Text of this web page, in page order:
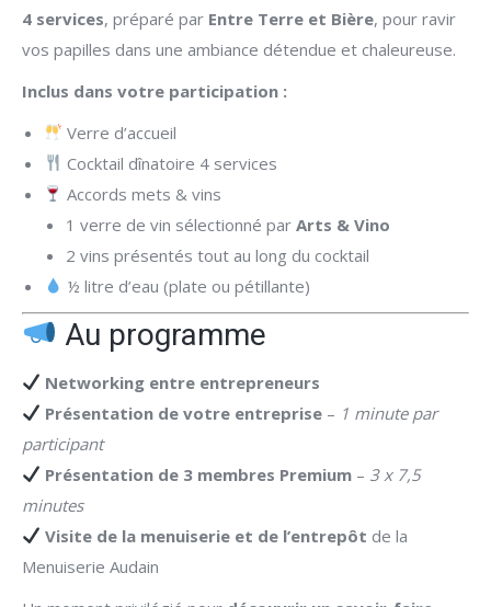
4 services, préparé par Entre Terre et Bière, pour ravir
vos papilles dans une ambiance détendue et chaleureuse.
Inclus dans votre participation :
Verre d’accueil
Cocktail dînatoire 4 services
Accords mets & vins
1 verre de vin sélectionné par Arts & Vino
2 vins présentés tout au long du cocktail
½ litre d’eau (plate ou pétillante)
Au programme
Networking entre entrepreneurs
Présentation de votre entreprise – 1 minute par
participant
Présentation de 3 membres Premium – 3 x 7,5
minutes
Visite de la menuiserie et de l’entrepôt de la
Menuiserie Audain